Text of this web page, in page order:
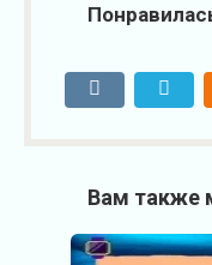
Вам также